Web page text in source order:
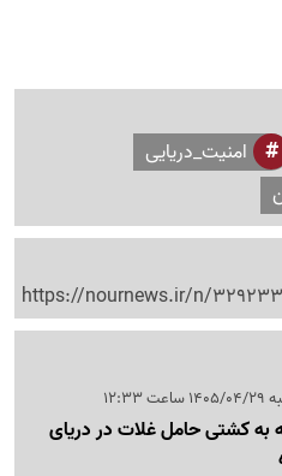
امنیت_دریایی
https://nournews.ir/n/329233
12:33
به کشتی حامل غلات در دریای